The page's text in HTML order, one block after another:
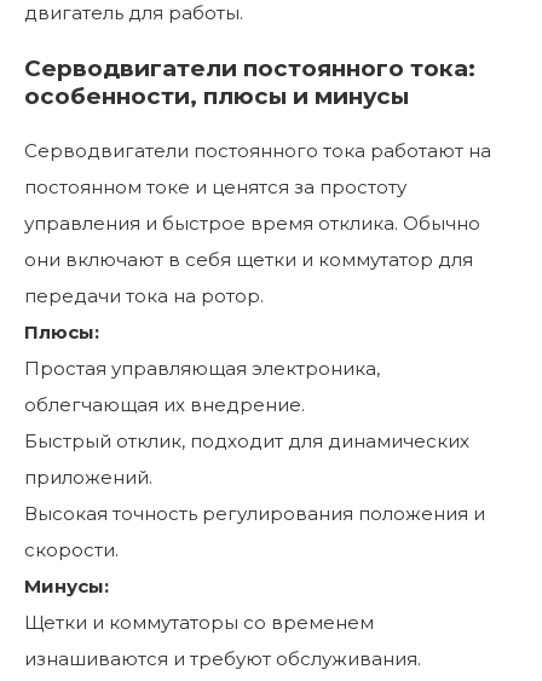
двигатель для работы.
Серводвигатели постоянного тока:
особенности, плюсы и минусы
Серводвигатели постоянного тока работают на
постоянном токе и ценятся за простоту
управления и быстрое время отклика. Обычно
они включают в себя щетки и коммутатор для
передачи тока на ротор.
Плюсы:
Простая управляющая электроника,
облегчающая их внедрение.
Быстрый отклик, подходит для динамических
приложений.
Высокая точность регулирования положения и
скорости.
Минусы:
Щетки и коммутаторы со временем
изнашиваются и требуют обслуживания.